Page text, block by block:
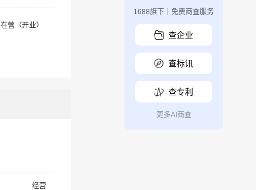
在营（开业）
经营
1688旗下｜免费商查服务
查企业
查标讯
查专利
更多AI商查